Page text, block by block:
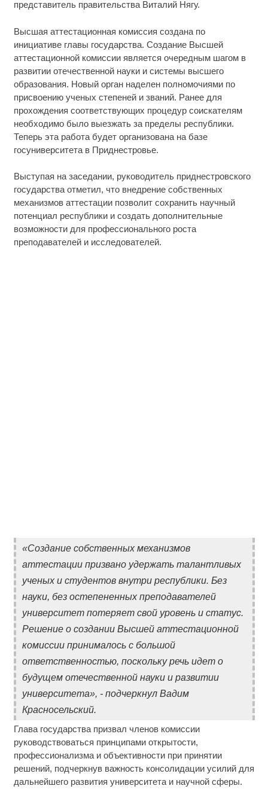
представитель правительства Виталий Нягу.
Высшая аттестационная комиссия создана по
инициативе главы государства. Создание Высшей
аттестационной комиссии является очередным шагом в
развитии отечественной науки и системы высшего
образования. Новый орган наделен полномочиями по
присвоению ученых степеней и званий. Ранее для
прохождения соответствующих процедур соискателям
необходимо было выезжать за пределы республики.
Теперь эта работа будет организована на базе
госуниверситета в Приднестровье.
Выступая на заседании, руководитель приднестровского
государства отметил, что внедрение собственных
механизмов аттестации позволит сохранить научный
потенциал республики и создать дополнительные
возможности для профессионального роста
преподавателей и исследователей.
«Создание собственных механизмов
аттестации призвано удержать талантливых
ученых и студентов внутри республики. Без
науки, без остепененных преподавателей
университет потеряет свой уровень и статус.
Решение о создании Высшей аттестационной
комиссии принималось с большой
ответственностью, поскольку речь идет о
будущем отечественной науки и развитии
университета», - подчеркнул Вадим
Красносельский.
Глава государства призвал членов комиссии
руководствоваться принципами открытости,
профессионализма и объективности при принятии
решений, подчеркнув важность консолидации усилий для
дальнейшего развития университета и научной сферы.
Ржу не переставая, это видео пересмотришь не